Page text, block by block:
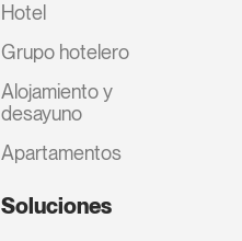
Hotel
Grupo hotelero
Alojamiento y
desayuno
Apartamentos
Soluciones